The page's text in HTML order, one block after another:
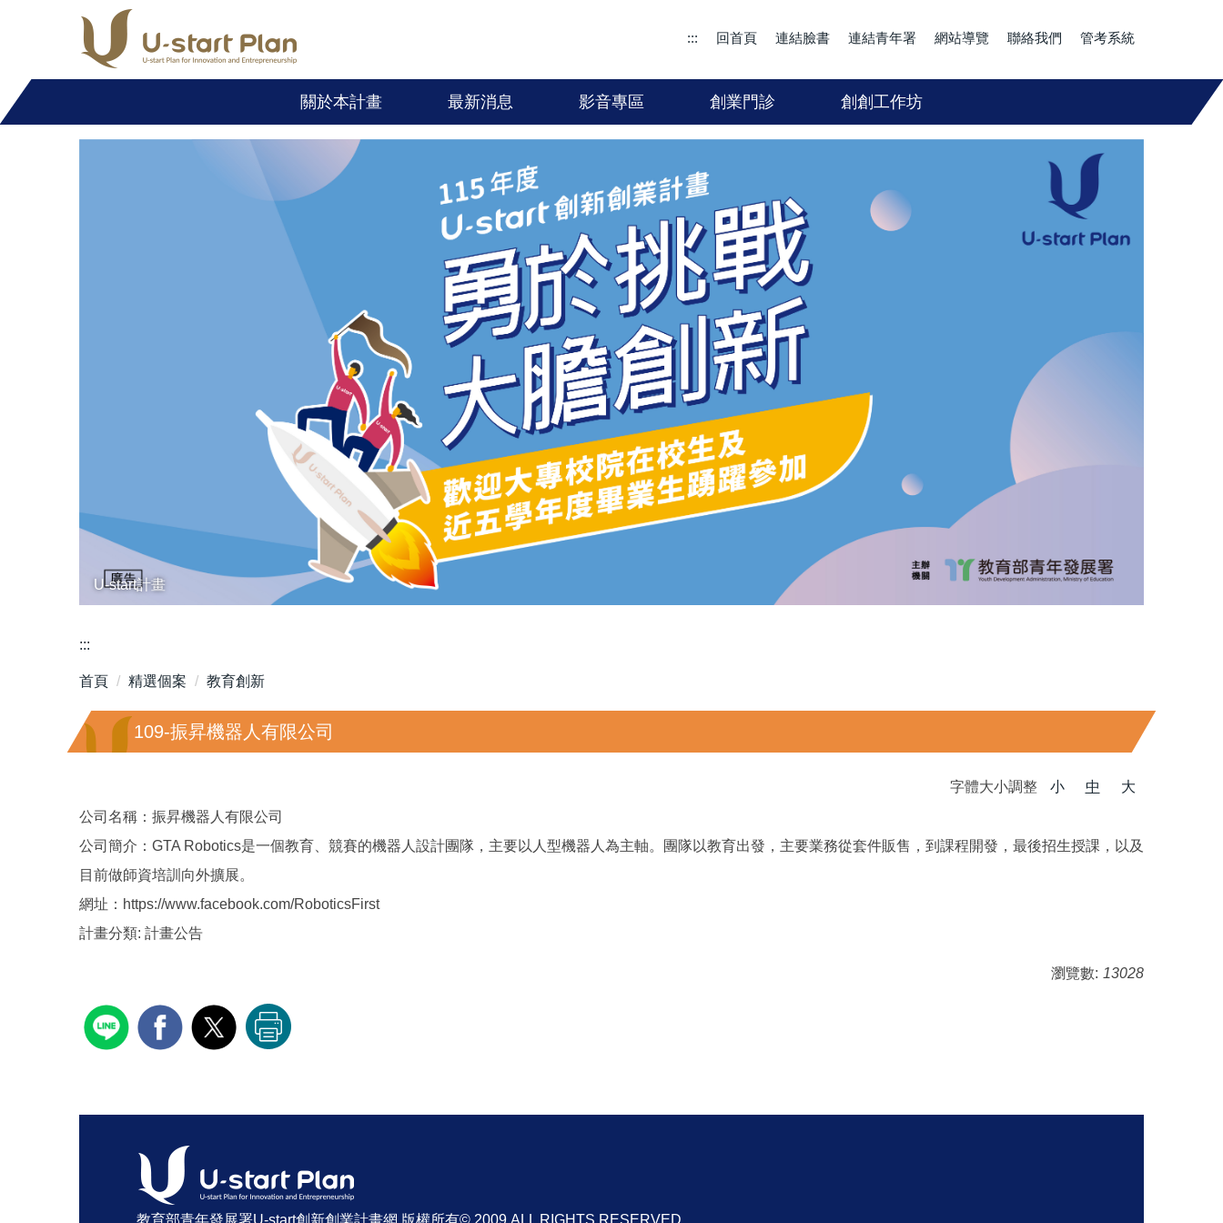
內
容
::: 回首頁 連結臉書 連結青年署 網站導覽 聯絡我們 管考系統
關於本計畫 最新消息 影音專區 創業門診 創創工作坊
U-start計畫
:::
首頁 精選個案 教育創新
109-振昇機器人有限公司
字體大小調整 小 中
大
公司名稱：振昇機器人有限公司
公司簡介：GTA Robotics是一個教育、競賽的機器人設計團隊，主要以人型機器人為主軸。團隊以教育出發，主要業務從套件販售，到課程開發，最後招生授課，以及
目前做師資培訓向外擴展。
網址：https://www.facebook.com/RoboticsFirst
計畫分類: 計畫公告
瀏覽數: 13028
教育部青年發展署U-start創新創業計畫網 版權所有© 2009 ALL RIGHTS RESERVED.